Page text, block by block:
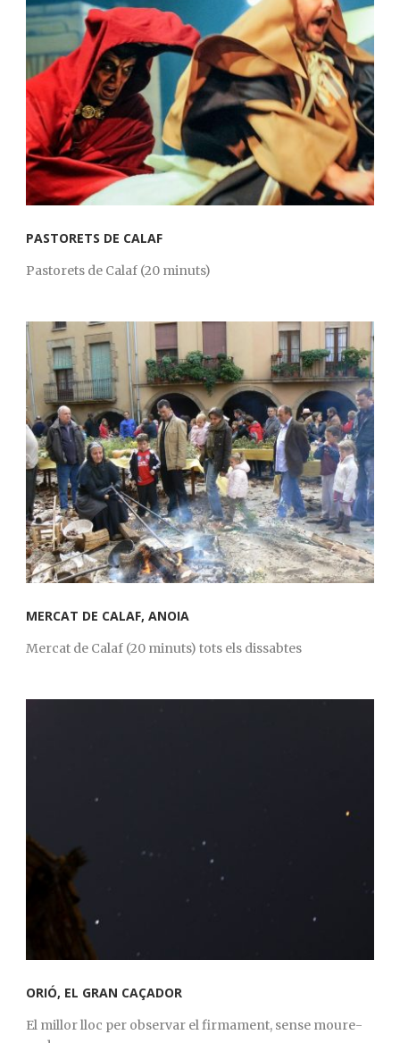
PASTORETS DE CALAF
Pastorets de Calaf (20 minuts)
MERCAT DE CALAF, ANOIA
Mercat de Calaf (20 minuts) tots els dissabtes
ORIÓ, EL GRAN CAÇADOR
El millor lloc per observar el firmament, sense moure-